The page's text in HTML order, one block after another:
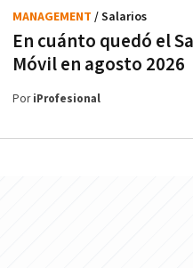
En cuánto quedó el
Móvil en agosto 2026
MANAGEMENT / Salarios
PoriProfesional